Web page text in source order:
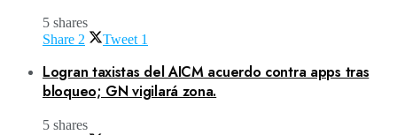
5 shares
Share 2 Tweet 1
Logran taxistas del AICM acuerdo contra apps tras
bloqueo; GN vigilará zona.
5 shares